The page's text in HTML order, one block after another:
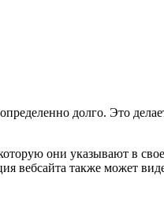
долго. Это
они указывают в
вебсайта также может